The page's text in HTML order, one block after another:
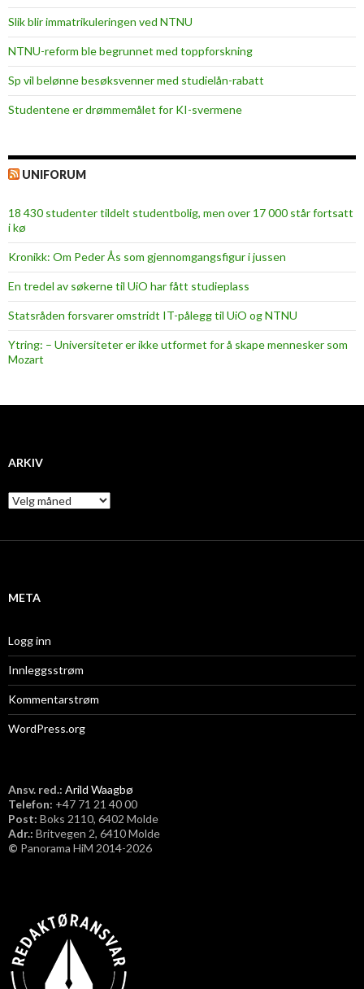
Slik blir immatrikuleringen ved NTNU
NTNU-reform ble begrunnet med toppforskning
Sp vil belønne besøksvenner med studielån-rabatt
Studentene er drømmemålet for KI-svermene
UNIFORUM
18 430 studenter tildelt studentbolig, men over 17 000 står fortsatt
i kø
Kronikk: Om Peder Ås som gjennomgangsfigur i jussen
En tredel av søkerne til UiO har fått studieplass
Statsråden forsvarer omstridt IT-pålegg til UiO og NTNU
Ytring: – Universiteter er ikke utformet for å skape mennesker som
Mozart
ARKIV
A
r
i
META
Logg inn
Innleggsstrøm
Kommentarstrøm
WordPress.org
Ansv. red.: Arild Waagbø
Telefon: ​+47 71 21 40 00
Post: Boks 2110, 6402 Molde
Adr.: Britvegen 2, 6410 Molde
© Panorama HiM 2014-2026